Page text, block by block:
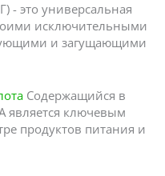
- это универсальная
исключительными
и загущающими
Содержащийся в
является ключевым
продуктов питания и